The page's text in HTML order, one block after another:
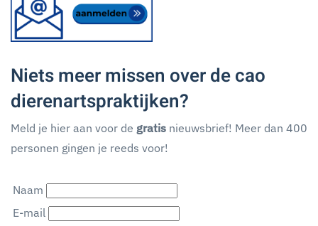
Niets meer missen over de cao
dierenartspraktijken?
Meld je hier aan voor de gratis nieuwsbrief! Meer dan 400
personen gingen je reeds voor!
Naam
E-mail